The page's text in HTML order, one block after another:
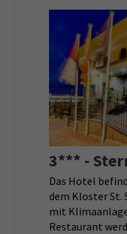
3*** -
Das Hotel
dem Kloster St.
mit
Restaurant